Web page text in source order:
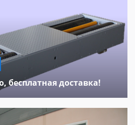
бесплатная доставка!